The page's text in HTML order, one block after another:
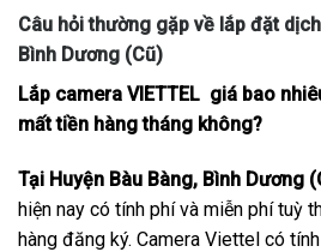
Câu hỏi thường gặp về lắp đặt
Bình Dương (Cũ)
Lắp camera VIETTEL giá bao
mất tiền hàng tháng không?
Tại Huyện Bàu Bàng, Bình Dương
hiện nay có tính phí và miễn phí tuỳ
hàng đăng ký. Camera Viettel có